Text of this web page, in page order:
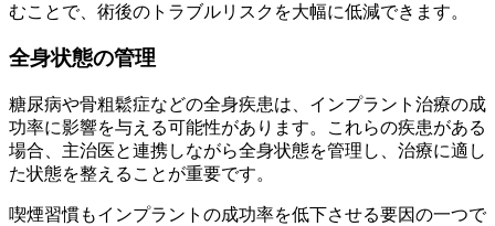
むことで、術後のトラブルリスクを大幅に低減できます。
全身状態の管理
糖尿病や骨粗鬆症などの全身疾患は、インプラント治療の成
功率に影響を与える可能性があります。これらの疾患がある
場合、主治医と連携しながら全身状態を管理し、治療に適し
た状態を整えることが重要です。
喫煙習慣もインプラントの成功率を低下させる要因の一つで